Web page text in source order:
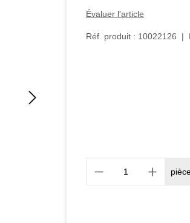
Évaluer l'article
Réf. produit : 10022126 |